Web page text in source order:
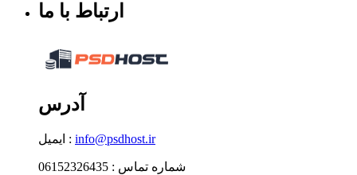
ارتباط با ما
آدرس
ایمیل : info@psdhost.ir
شماره تماس : 06152326435